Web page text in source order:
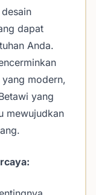
dapat
Anda.
modern,
yang
mewujudkan